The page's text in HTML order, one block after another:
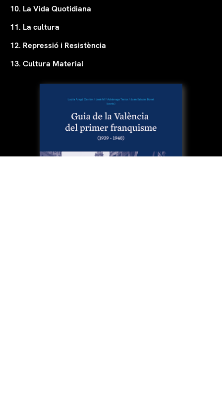
10. La Vida Quotidiana
11. La cultura
12. Repressió i Resistència
13. Cultura Material